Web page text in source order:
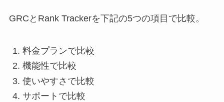
GRCとRank Trackerを下記の5つの項目で比較。
料金プランで比較
機能性で比較
使いやすさで比較
サポートで比較